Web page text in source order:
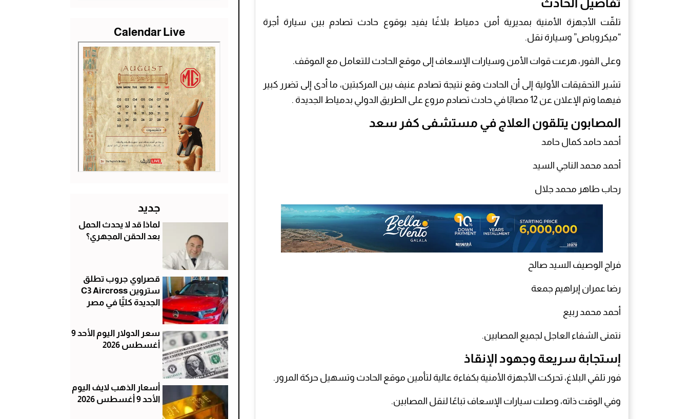
تفاصيل الحادث
تلقّت الأجهزة الأمنية بمديرية أمن دمياط بلاغًا يفيد بوقوع حادث تصادم بين سيارة أجرة
“ميكروباص” وسيارة نقل.
وعلى الفور، هرعت قوات الأمن وسيارات الإسعاف إلى موقع الحادث للتعامل مع الموقف.
تشير التحقيقات الأولية إلى أن الحادث وقع نتيجة تصادم عنيف بين المركبتين، ما أدى إلى تضرر كبير
فيهما وتم الإعلان عن 12 مصابًا في حادث تصادم مروع على الطريق الدولي بدمياط الجديدة .
المصابون يتلقون العلاج في مستشفى كفر سعد
أحمد حامد كمال حامد
أحمد محمد الناجي السيد
رحاب طاهر محمد جلال
فراج الوصيف السيد صالح
رضا عمران إبراهيم جمعة
أحمد محمد ربيع
نتمنى الشفاء العاجل لجميع المصابين.
إستجابة سريعة وجهود الإنقاذ
فور تلقي البلاغ، تحركت الأجهزة الأمنية بكفاءة عالية لتأمين موقع الحادث وتسهيل حركة المرور.
وفي الوقت ذاته، وصلت سيارات الإسعاف تباعًا لنقل المصابين.
Calendar Live
جديد
لماذا قد لا يحدث الحمل
بعد الحقن المجهري؟
قصراوي جروب تطلق
ستروين C3 Aircross
الجديدة كليًّا في مصر
سعر الدولار اليوم الأحد 9
أغسطس 2026
أسعار الذهب لايف اليوم
الأحد 9 أغسطس 2026